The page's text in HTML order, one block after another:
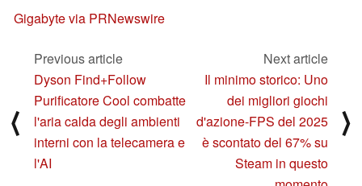
Gigabyte via PRNewswire
⟨
Previous article
Dyson Find+Follow
Purificatore Cool combatte
l'aria calda degli ambienti
interni con la telecamera e
l'AI
Next article
Il minimo storico: Uno
dei migliori giochi
d'azione-FPS del 2025
è scontato del 67% su
Steam in questo
⟩